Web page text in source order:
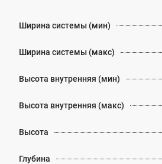
Ширина системы (мин)
Ширина системы (макс)
Высота внутренняя (мин)
Высота внутренняя (макс)
Высота
Глубина